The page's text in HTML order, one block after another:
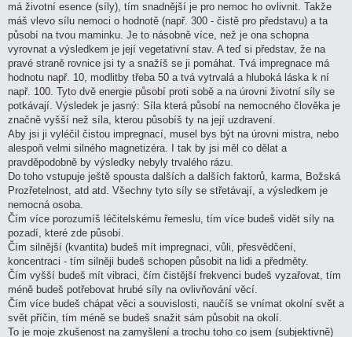
má životní esence (síly), tím snadnější je pro nemoc ho ovlivnit. Takže
máš vlevo sílu nemoci o hodnotě (např. 300 - čistě pro představu) a ta
působí na tvou maminku. Je to násobně více, než je ona schopna
vyrovnat a výsledkem je její vegetativní stav. A teď si představ, že na
pravé straně rovnice jsi ty a snažíš se ji pomáhat. Tvá impregnace má
hodnotu např. 10, modlitby třeba 50 a tvá vytrvalá a hluboká láska k ní
např. 100. Tyto dvě energie působí proti sobě a na úrovni životní síly se
potkávají. Výsledek je jasný: Síla která působí na nemocného člověka je
značně vyšší než síla, kterou působíš ty na její uzdravení.
Aby jsi ji vyléčil čistou impregnací, musel bys být na úrovni mistra, nebo
alespoň velmi silného magnetizéra. I tak by jsi měl co dělat a
pravděpodobně by výsledky nebyly trvalého rázu.
Do toho vstupuje ještě spousta dalších a dalších faktorů, karma, Božská
Prozřetelnost, atd atd. Všechny tyto síly se střetávají, a výsledkem je
nemocná osoba.
Čím více porozumíš léčitelskému řemeslu, tím více budeš vidět síly na
pozadí, které zde působí.
Čím silnější (kvantita) budeš mít impregnaci, vůli, přesvědčení,
koncentraci - tím silněji budeš schopen působit na lidi a předměty.
Čím vyšší budeš mít vibraci, čím čistější frekvenci budeš vyzařovat, tím
méně budeš potřebovat hrubé síly na ovlivňování věcí.
Čím více budeš chápat věci a souvislosti, naučíš se vnímat okolní svět a
svět příčin, tím méně se budeš snažit sám působit na okolí.
To je moje zkušenost na zamyšlení a trochu toho co jsem (subjektivně)